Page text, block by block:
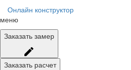
Онлайн конструктор
меню
Заказать замер
Заказать расчет